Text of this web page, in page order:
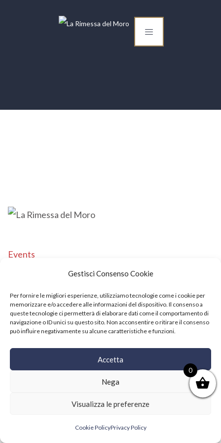
Gestisci Consenso Cookie
Per fornire le migliori esperienze, utilizziamo tecnologie come i cookie per
memorizzare e/o accedere alle informazioni del dispositivo. Il consenso a
queste tecnologie ci permetterà di elaborare dati come il comportamento di
navigazione o ID unici su questo sito. Non acconsentire o ritirare il consenso
può influire negativamente su alcune caratteristiche e funzioni.
Accetta
Nega
Visualizza le preferenze
Cookie PolicyPrivacy Policy
Events
Copyright © 2021 SushiFushi. All Rights Reserved.
0